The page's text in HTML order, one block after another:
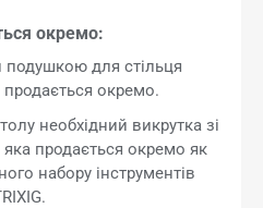
окремо:
для стільця
продається окремо.
необхідний викрутка зі
продається окремо як
набору інструментів